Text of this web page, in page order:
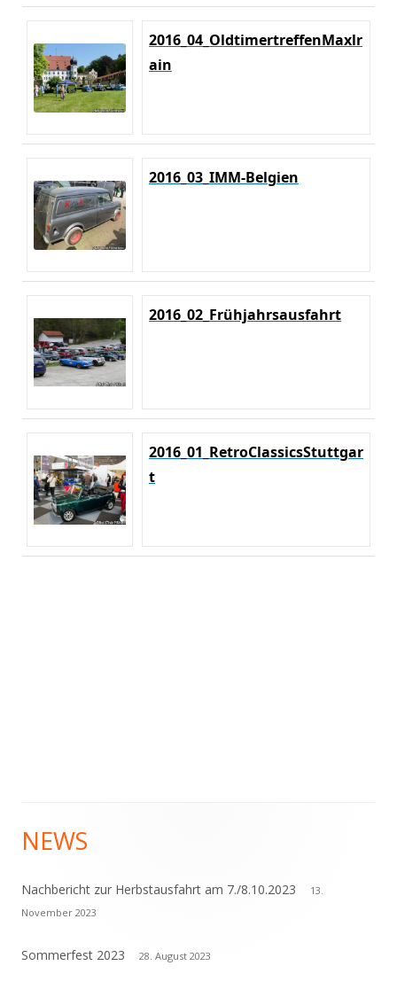
2016_04_OldtimertreffenMaxlr
ain
2016_03_IMM-Belgien
2016_02_Frühjahrsausfahrt
2016_01_RetroClassicsStuttgar
t
Haupt-
Seitenleiste
NEWS
Nachbericht zur Herbstausfahrt am 7./8.10.2023
13.
November 2023
Sommerfest 2023 28. August 2023